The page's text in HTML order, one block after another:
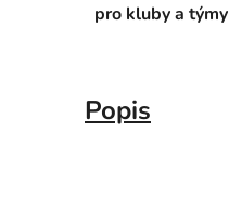
pro kluby a týmy
Popis